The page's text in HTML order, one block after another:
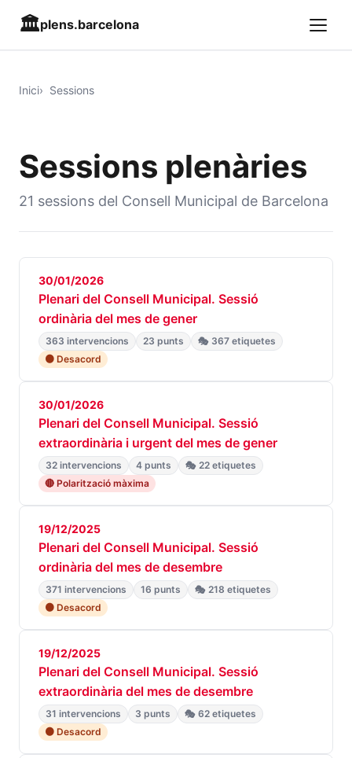
🏛️plens.barcelona
Inici Sessions
Sessions plenàries
21 sessions del Consell Municipal de Barcelona
30/01/2026
Plenari del Consell Municipal. Sessió
ordinària del mes de gener
363 intervencions 23 punts
🎭 367 etiquetes
🟠 Desacord
30/01/2026
Plenari del Consell Municipal. Sessió
extraordinària i urgent del mes de gener
32 intervencions 4 punts
🎭 22 etiquetes
🔴 Polarització màxima
19/12/2025
Plenari del Consell Municipal. Sessió
ordinària del mes de desembre
371 intervencions 16 punts
🎭 218 etiquetes
🟠 Desacord
19/12/2025
Plenari del Consell Municipal. Sessió
extraordinària del mes de desembre
31 intervencions 3 punts
🎭 62 etiquetes
🟠 Desacord